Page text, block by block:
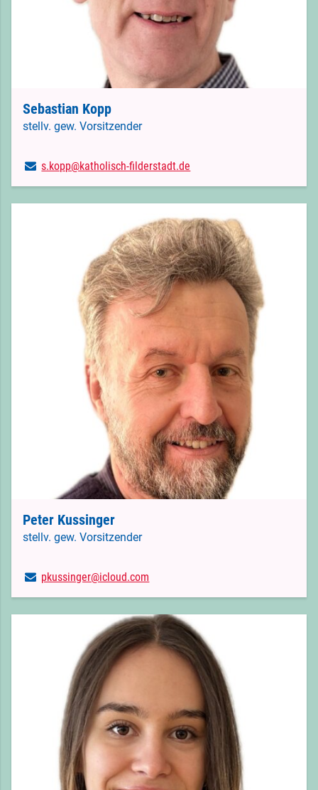
Sebastian Kopp
stellv. gew. Vorsitzender
s.​kopp@​katholisch-filderstadt.​de
Peter Kussinger
stellv. gew. Vorsitzender
pkussinger@​icloud.​com